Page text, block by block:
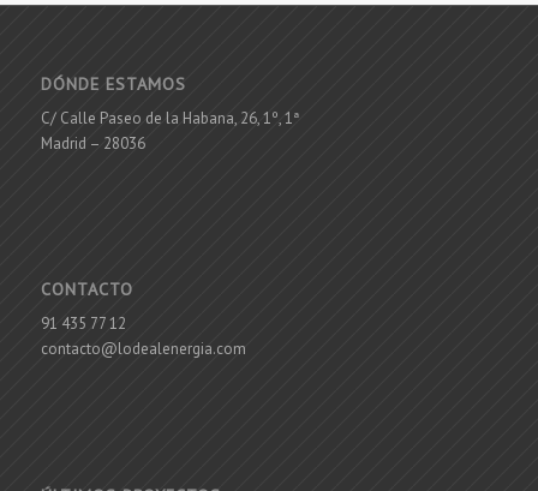
DÓNDE ESTAMOS
C/ Calle Paseo de la Habana, 26, 1º, 1ª
Madrid – 28036
CONTACTO
91 435 77 12
contacto@lodealenergia.com